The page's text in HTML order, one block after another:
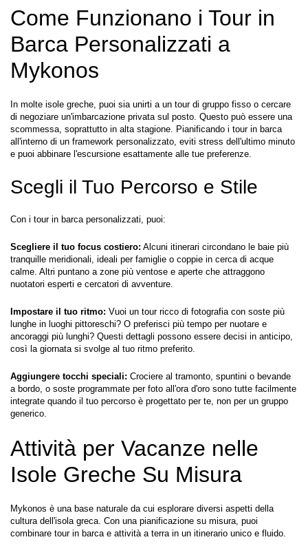
Come Funzionano i Tour in
Barca Personalizzati a
Mykonos
In molte isole greche, puoi sia unirti a un tour di gruppo fisso o cercare
di negoziare un'imbarcazione privata sul posto. Questo può essere una
scommessa, soprattutto in alta stagione. Pianificando i tour in barca
all'interno di un framework personalizzato, eviti stress dell'ultimo minuto
e puoi abbinare l'escursione esattamente alle tue preferenze.
Scegli il Tuo Percorso e Stile
Con i tour in barca personalizzati, puoi:
Scegliere il tuo focus costiero: Alcuni itinerari circondano le baie più
tranquille meridionali, ideali per famiglie o coppie in cerca di acque
calme. Altri puntano a zone più ventose e aperte che attraggono
nuotatori esperti e cercatori di avventure.
Impostare il tuo ritmo: Vuoi un tour ricco di fotografia con soste più
lunghe in luoghi pittoreschi? O preferisci più tempo per nuotare e
ancoraggi più lunghi? Questi dettagli possono essere decisi in anticipo,
così la giornata si svolge al tuo ritmo preferito.
Aggiungere tocchi speciali: Crociere al tramonto, spuntini o bevande
a bordo, o soste programmate per foto all'ora d'oro sono tutte facilmente
integrate quando il tuo percorso è progettato per te, non per un gruppo
generico.
Attività per Vacanze nelle
Isole Greche Su Misura
Mykonos è una base naturale da cui esplorare diversi aspetti della
cultura dell'isola greca. Con una pianificazione su misura, puoi
combinare tour in barca e attività a terra in un itinerario unico e fluido.